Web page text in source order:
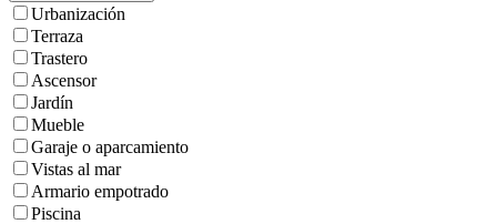
Urbanización
Terraza
Trastero
Ascensor
Jardín
Mueble
Garaje o aparcamiento
Vistas al mar
Armario empotrado
Piscina